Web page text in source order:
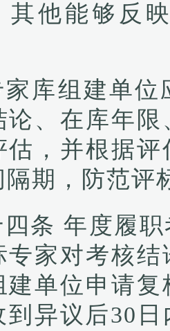
其他能够反
库组建单
论、在库年
估，并根据
隔期，防范评
条 年度履
专家对考核
建单位申请
到异议后30